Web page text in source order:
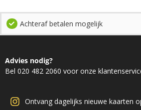
Achteraf betalen mogelijk
Advies nodig?
Bel 020 482 2060 voor onze
Ontvang dagelijks nieuwe kaarten